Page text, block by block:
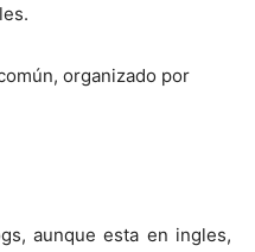
organizado por
aunque esta en ingles,